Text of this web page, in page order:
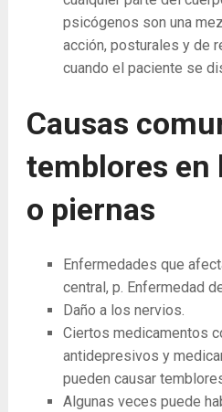
psicógenos son una
acción, posturales y de
cuando el paciente se
Causas
temblores en
o piernas
Enfermedades que
central, p. Enfermedad
Daño a los nervios.
Ciertos medicamentos
antidepresivos y
pueden causar
Algunas veces puede